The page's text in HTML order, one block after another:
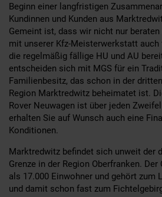
Beginn einer langfristigen
Kundinnen und Kunden aus
Gemeint ist, dass wir nicht nur
mit unserer Kfz-Meisterwerkstatt
die regelmäßig fällige HU und AU
entscheiden sich mit MGS für ein
Familienbesitz, das schon in der
Region Marktredwitz beheimatet ist.
Rover Neuwagen ist über jeden
erhalten Sie auf Wunsch auch eine
Konditionen.
Marktredwitz befindet sich unweit der
Grenze in der Region Oberfranken.
als 17.000 Einwohner und gehört zum
und damit schon fast zum